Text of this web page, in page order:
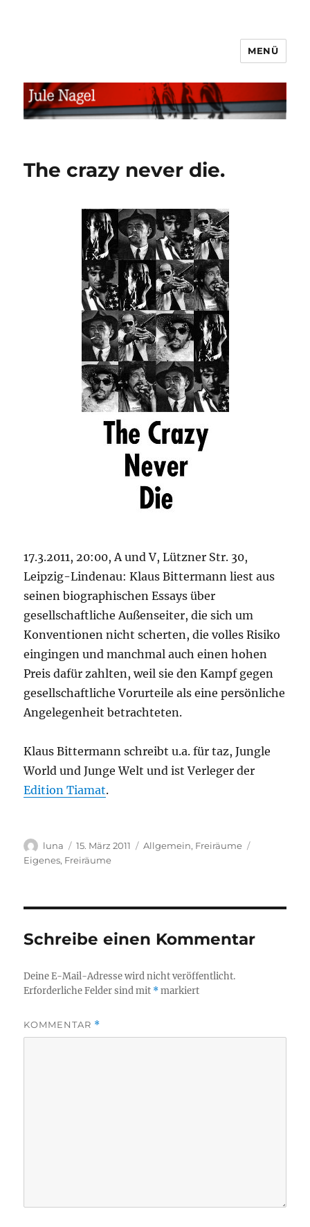
MENÜ
The crazy never die.
17.3.2011, 20:00, A und V, Lützner Str. 30,
Leipzig-Lindenau: Klaus Bittermann liest aus
seinen biographischen Essays über
gesellschaftliche Außenseiter, die sich um
Konventionen nicht scherten, die volles Risiko
eingingen und manchmal auch einen hohen
Preis dafür zahlten, weil sie den Kampf gegen
gesellschaftliche Vorurteile als eine persönliche
Angelegenheit betrachteten.
Klaus Bittermann schreibt u.a. für taz, Jungle
World und Junge Welt und ist Verleger der
Edition Tiamat.
Autor
luna
Veröffentlicht
am
15. März 2011 Kategorien
Allgemein, Freiräume
Eigenes, Freiräume
Schreibe einen Kommentar
Deine E-Mail-Adresse wird nicht veröffentlicht.
Erforderliche Felder sind mit *markiert
KOMMENTAR *